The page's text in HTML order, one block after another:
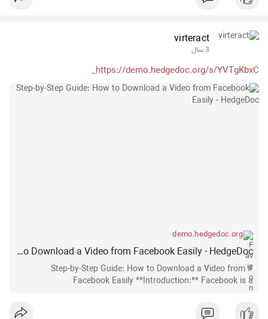
virteract
3 سال
https://demo.hedgedoc.org/s/YVTgKbxC_
demo.hedgedoc.org
Step-by-Step Guide: How to Download a Video from Facebook Easily - HedgeDoc
# Step-by-Step Guide: How to Download a Video from
Facebook Easily **Introduction:** Facebook is a